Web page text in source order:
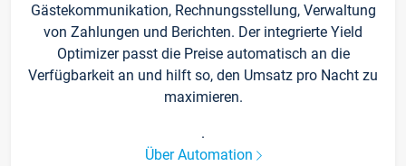
Gästekommunikation, Rechnungsstellung, Verwaltung
von Zahlungen und Berichten. Der integrierte Yield
Optimizer passt die Preise automatisch an die
Verfügbarkeit an und hilft so, den Umsatz pro Nacht zu
maximieren.
.
Über Automation